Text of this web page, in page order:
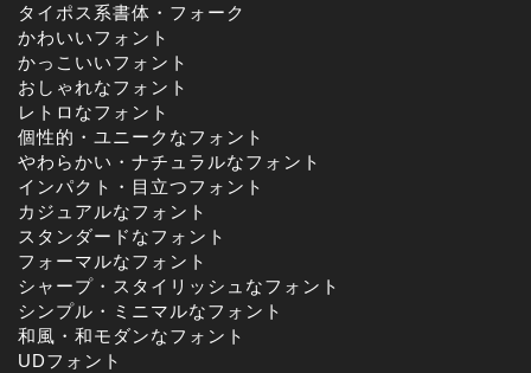
タイポス系書体・フォーク
かわいいフォント
かっこいいフォント
おしゃれなフォント
レトロなフォント
個性的・ユニークなフォント
やわらかい・ナチュラルなフォント
インパクト・目立つフォント
カジュアルなフォント
スタンダードなフォント
フォーマルなフォント
シャープ・スタイリッシュなフォント
シンプル・ミニマルなフォント
和風・和モダンなフォント
UDフォント